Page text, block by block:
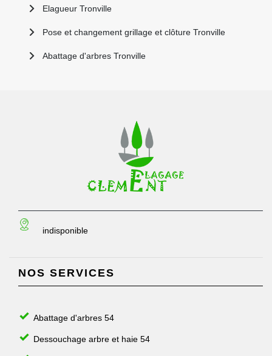
Elagueur Tronville
Pose et changement grillage et clôture Tronville
Abattage d'arbres Tronville
indisponible
NOS SERVICES
Abattage d'arbres 54
Dessouchage arbre et haie 54